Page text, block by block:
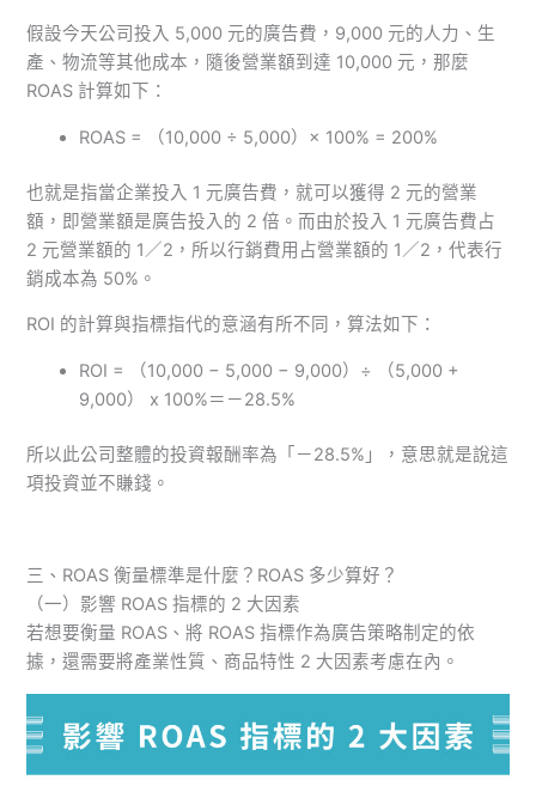
假設今天公司投入 5,000 元的廣告費，9,000 元的人力、生
產、物流等其他成本，隨後營業額到達 10,000 元，那麼
ROAS 計算如下：
ROAS = （10,000 ÷ 5,000）× 100% = 200%
也就是指當企業投入 1 元廣告費，就可以獲得 2 元的營業
額，即營業額是廣告投入的 2 倍。而由於投入 1 元廣告費占
2 元營業額的 1／2，所以行銷費用占營業額的 1／2，代表行
銷成本為 50%。
ROI 的計算與指標指代的意涵有所不同，算法如下：
ROI = （10,000 − 5,000 − 9,000）÷ （5,000 +
9,000） x 100%＝－28.5%
所以此公司整體的投資報酬率為「－28.5%」，意思就是說這
項投資並不賺錢。
三、ROAS 衡量標準是什麼？ROAS 多少算好？
（一）影響 ROAS 指標的 2 大因素
若想要衡量 ROAS、將 ROAS 指標作為廣告策略制定的依
據，還需要將產業性質、商品特性 2 大因素考慮在內。